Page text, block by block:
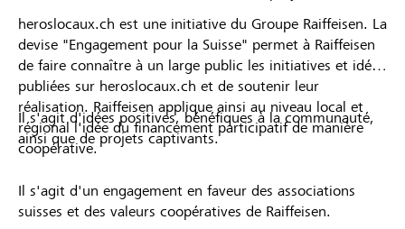
heroslocaux.ch est une initiative du Groupe Raiffeisen. La
devise "Engagement pour la Suisse" permet à Raiffeisen
de faire connaître à un large public les initiatives et idées
publiées sur heroslocaux.ch et de soutenir leur
réalisation. Raiffeisen applique ainsi au niveau local et
régional l'idée du financement participatif de manière
coopérative.
Il s'agit d'idées positives, bénéfiques à la communauté,
ainsi que de projets captivants.
Il s'agit d'un engagement en faveur des associations
suisses et des valeurs coopératives de Raiffeisen.